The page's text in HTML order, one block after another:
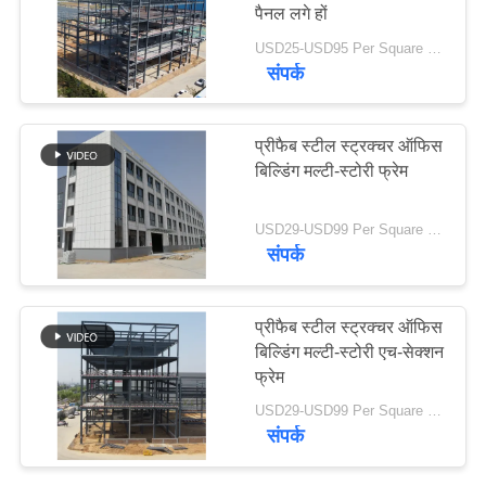
समाधान
BLOG
साइटमैप
PRIVACY
POLICY
पैनल लगे हों
USD25-USD95 Per Square meter MOQ:500 वर्ग मीटर
संपर्क
प्रीफैब स्टील स्ट्रक्चर ऑफिस
बिल्डिंग मल्टी-स्टोरी फ्रेम
USD29-USD99 Per Square Meter MOQ:300 वर्ग मीटर
संपर्क
प्रीफैब स्टील स्ट्रक्चर ऑफिस
बिल्डिंग मल्टी-स्टोरी एच-सेक्शन
फ्रेम
USD29-USD99 Per Square Meter MOQ:300 वर्ग मीटर
संपर्क